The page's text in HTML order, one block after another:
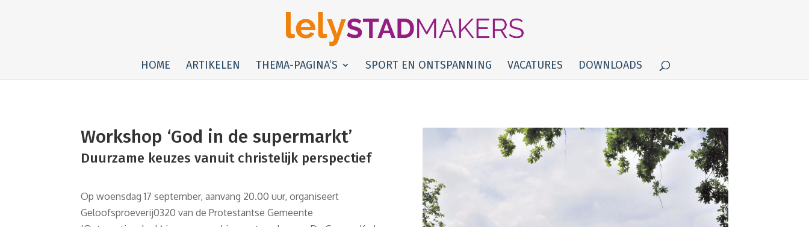
HOME ARTIKELEN THEMA-PAGINA’S SPORT EN ONTSPANNING VACATURES DOWNLOADS
Workshop ‘God in de supermarkt’
Duurzame keuzes vanuit christelijk perspectief
Op woensdag 17 september, aanvang 20.00 uur, organiseert
Geloofsproeverij0320 van de Protestantse Gemeente